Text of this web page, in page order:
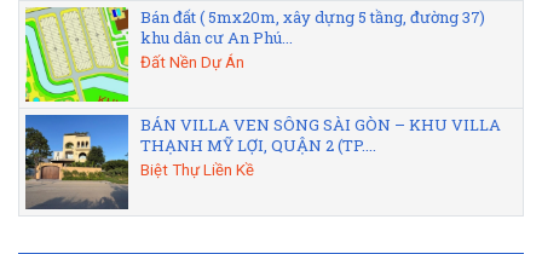
Bán đất ( 5mx20m, xây dựng 5 tầng, đường 37)
khu dân cư An Phú...
Đất Nền Dự Án
BÁN VILLA VEN SÔNG SÀI GÒN – KHU VILLA
THẠNH MỸ LỢI, QUẬN 2 (TP....
Biệt Thự Liền Kề